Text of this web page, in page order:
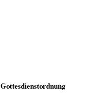
Gottesdienstordnung